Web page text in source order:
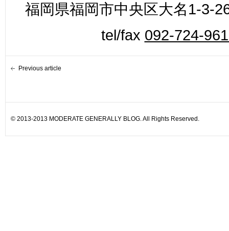
福岡県福岡市中央区大名1-3-
tel/fax 092-724-
Previous article
© 2013-2013 MODERATE GENERALLY BLOG. All Rights Reserved.